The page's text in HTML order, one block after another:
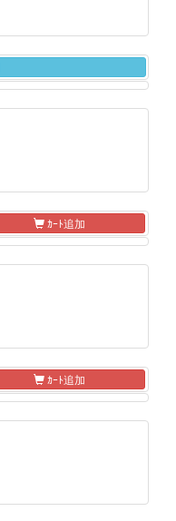
ｶｰﾄ追加
ｶｰﾄ追加